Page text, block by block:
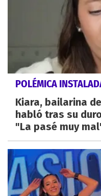
POLÉMICA
Kiara, bailarina
habló tras su
"La pasé muy